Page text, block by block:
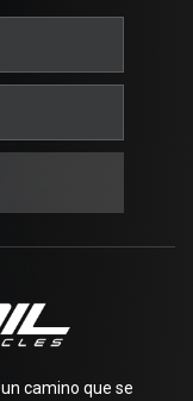
camino que se